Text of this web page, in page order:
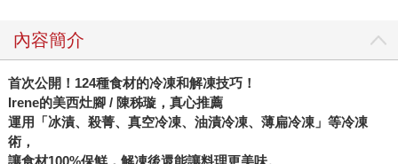
內容簡介
首次公開！124種食材的冷凍和解凍技巧！
Irene的美西灶腳 / 陳秭璇，真心推薦
運用「冰漬、殺菁、真空冷凍、油漬冷凍、薄扁冷凍」等冷凍
術，
讓食材100%保鮮，解凍後還能讓料理更美味。